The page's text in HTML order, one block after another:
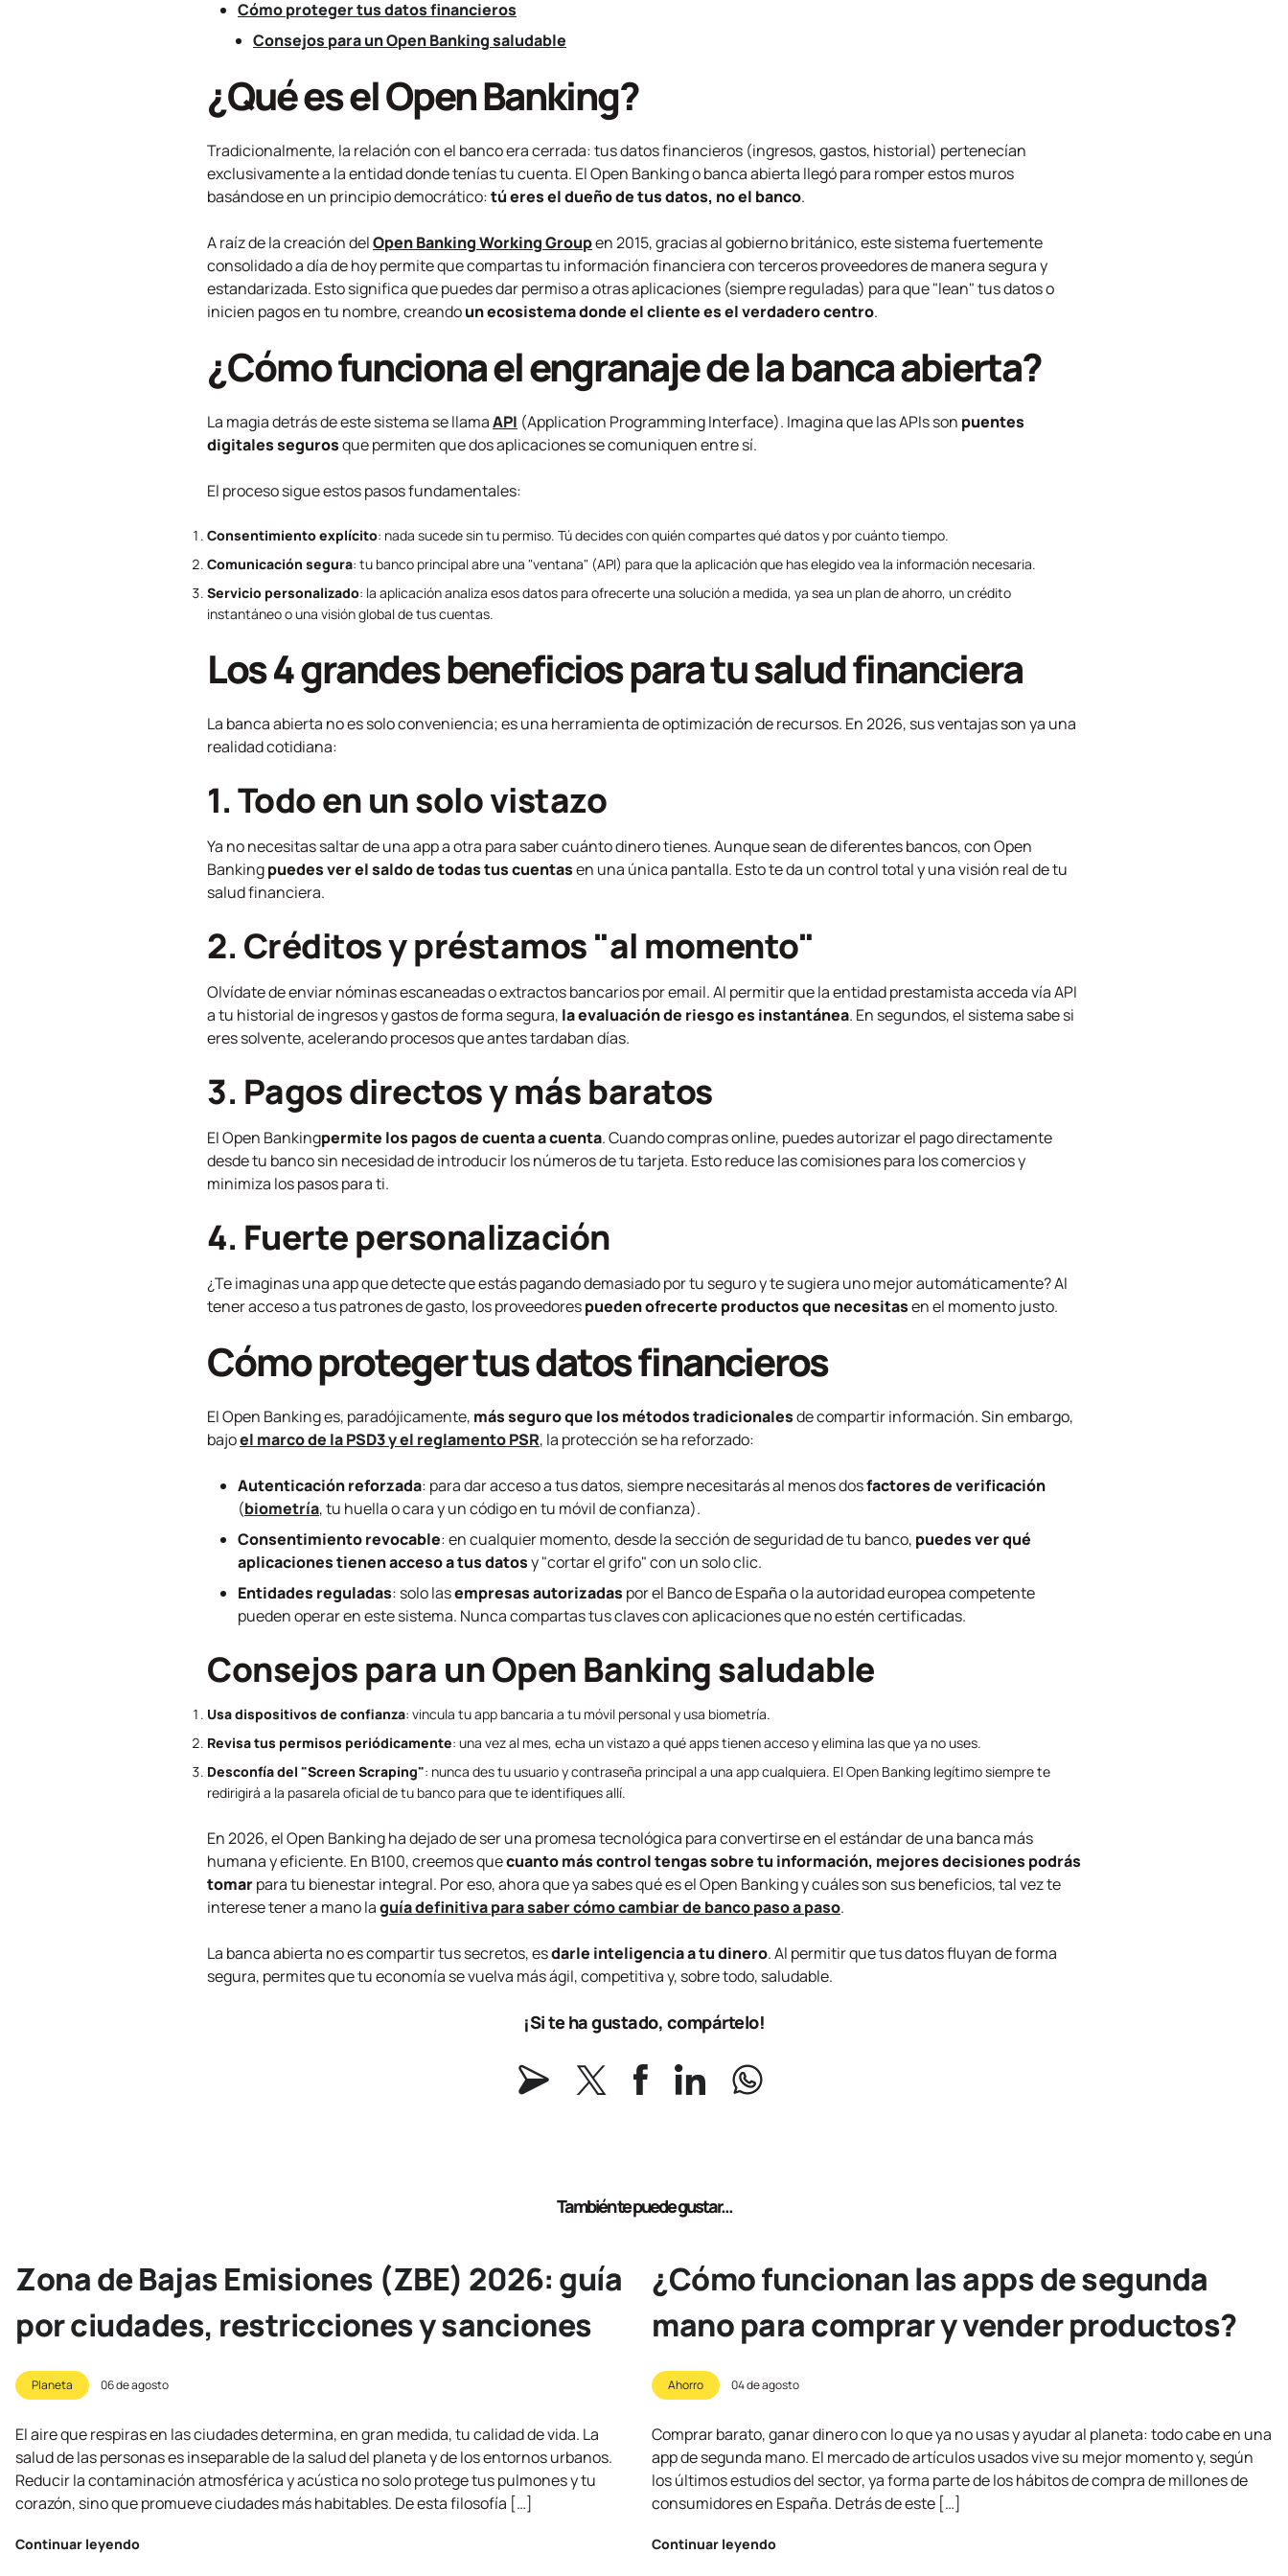
Cómo proteger tus datos financieros
Consejos para un Open Banking saludable
¿Qué es el Open Banking?
Tradicionalmente, la relación con el banco era cerrada: tus datos financieros (ingresos, gastos, historial) pertenecían
exclusivamente a la entidad donde tenías tu cuenta. ElOpen Bankingo banca abierta llegó para romper estos muros
basándose en un principio democrático:tú eres el dueño de tus datos, no el banco.
A raíz de la creación delOpen Banking Working Groupen 2015, gracias al gobierno británico, este sistema fuertemente
consolidado a día de hoy permite que compartas tu información financiera con terceros proveedores de manera segura y
estandarizada. Esto significa que puedes dar permiso a otras aplicaciones (siempre reguladas) para que "lean" tus datos o
inicien pagos en tu nombre, creandoun ecosistema donde el cliente es el verdadero centro.
¿Cómo funciona el engranaje de la banca abierta?
La magia detrás de este sistema se llamaAPI (Application Programming Interface). Imagina que las APIs son puentes
digitales segurosque permiten que dos aplicaciones se comuniquen entre sí.
El proceso sigue estos pasos fundamentales:
Consentimiento explícito: nada sucede sin tu permiso. Tú decides con quién compartes qué datos y por cuánto tiempo.
Comunicación segura: tu banco principal abre una "ventana" (API) para que la aplicación que has elegido vea la información necesaria.
Servicio personalizado: la aplicación analiza esos datos para ofrecerte una solución a medida, ya sea un plan de ahorro, un crédito
instantáneo o una visión global de tus cuentas.
Los 4 grandes beneficios para tu salud financiera
La banca abierta no es solo conveniencia; es una herramienta de optimización de recursos. En 2026, sus ventajas son ya una
realidad cotidiana:
1. Todo en un solo vistazo
Ya no necesitas saltar de una app a otra para saber cuánto dinero tienes. Aunque sean de diferentes bancos, conOpen
Bankingpuedes ver el saldo de todas tus cuentasen una única pantalla. Esto te da un control total y una visión real de tu
salud financiera.
2. Créditos y préstamos "al momento"
Olvídate de enviar nóminas escaneadas o extractos bancarios por email. Al permitir que la entidad prestamista acceda vía API
a tu historial de ingresos y gastos de forma segura, la evaluación de riesgo es instantánea. En segundos, el sistema sabe si
eres solvente, acelerando procesos que antes tardaban días.
3. Pagos directos y más baratos
ElOpen Bankingpermite los pagos de cuenta a cuenta. Cuando compras online, puedes autorizar el pago directamente
desde tu banco sin necesidad de introducir los números de tu tarjeta. Esto reduce las comisiones para los comercios y
minimiza los pasos para ti.
4. Fuerte personalización
¿Te imaginas una app que detecte que estás pagando demasiado por tu seguro y te sugiera uno mejor automáticamente? Al
tener acceso a tus patrones de gasto, los proveedorespueden ofrecerte productos que necesitasen el momento justo.
Cómo proteger tus datos financieros
ElOpen Bankinges, paradójicamente, más seguro que los métodos tradicionalesde compartir información. Sin embargo,
bajoel marco de la PSD3 y el reglamento PSR, la protección se ha reforzado:
Autenticación reforzada: para dar acceso a tus datos, siempre necesitarás al menos dosfactores de verificación
(biometría, tu huella o cara y un código en tu móvil de confianza).
Consentimiento revocable: en cualquier momento, desde la sección de seguridad de tu banco, puedes ver qué
aplicaciones tienen acceso a tus datosy "cortar el grifo" con un solo clic.
Entidades reguladas: solo lasempresas autorizadas por el Banco de España o la autoridad europea competente
pueden operar en este sistema. Nunca compartas tus claves con aplicaciones que no estén certificadas.
Consejos para un Open Banking saludable
Usa dispositivos de confianza: vincula tu app bancaria a tu móvil personal y usa biometría.
Revisa tus permisos periódicamente: una vez al mes, echa un vistazo a qué apps tienen acceso y elimina las que ya no uses.
Desconfía del "Screen Scraping": nunca des tu usuario y contraseña principal a una app cualquiera. ElOpen Banking legítimo siempre te
redirigirá a la pasarela oficial de tu banco para que te identifiques allí.
En 2026, elOpen Bankingha dejado de ser una promesa tecnológica para convertirse en el estándar de una banca más
humana y eficiente. En B100, creemos quecuanto más control tengas sobre tu información, mejores decisiones podrás
tomarpara tu bienestar integral. Por eso, ahora que ya sabes qué es elOpen Bankingy cuáles son sus beneficios, tal vez te
interese tener a mano laguía definitiva para saber cómo cambiar de banco paso a paso.
La banca abierta no es compartir tus secretos, esdarle inteligencia a tu dinero. Al permitir que tus datos fluyan de forma
segura, permites que tu economía se vuelva más ágil, competitiva y, sobre todo, saludable.
¡Si te ha gustado, compártelo!
También te puede gustar...
Zona de Bajas Emisiones (ZBE) 2026: guía
por ciudades, restricciones y sanciones
Planeta 06 de agosto
El aire que respiras en las ciudades determina, en gran medida, tu calidad de vida. La
salud de las personas es inseparable de la salud del planeta y de los entornos urbanos.
Reducir la contaminación atmosférica y acústica no solo protege tus pulmones y tu
corazón, sino que promueve ciudades más habitables. De esta filosofía […]
Continuar leyendo
¿Cómo funcionan las apps de segunda
mano para comprar y vender productos?
Ahorro 04 de agosto
Comprar barato, ganar dinero con lo que ya no usas y ayudar al planeta: todo cabe en una
app de segunda mano. El mercado de artículos usados vive su mejor momento y, según
los últimos estudios del sector, ya forma parte de los hábitos de compra de millones de
consumidores en España. Detrás de este […]
Continuar leyendo